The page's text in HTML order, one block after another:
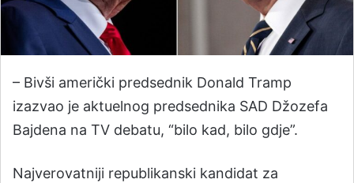
– Bivši američki predsednik Donald Tramp
izazvao je aktuelnog predsednika SAD Džozefa
Bajdena na TV debatu, “bilo kad, bilo gdje”.
Najverovatniji republikanski kandidat za